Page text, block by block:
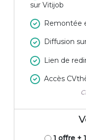
sur Vitijob
Remontée
Diffusion
Lien de
Accès
1 offre +